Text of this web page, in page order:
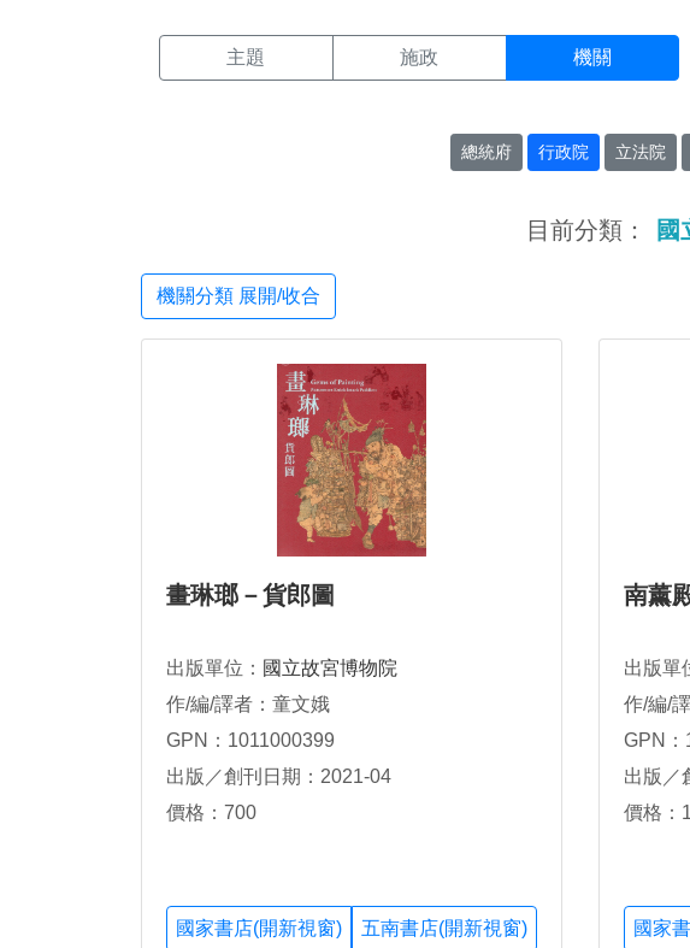
主題 施政 機關
總統府 行政院 立法院
目前分類： 國
機關分類 展開/收合
畫琳瑯－貨郎圖
出版單位： 國立故宮博物院
作/編/譯者：童文娥
GPN：1011000399
出版／創刊日期：2021-04
價格：700
國家書店(開新視窗) 五南書店(開新視窗)
南薰
出版單
作/編/
GPN：
出版／
價格：
國家